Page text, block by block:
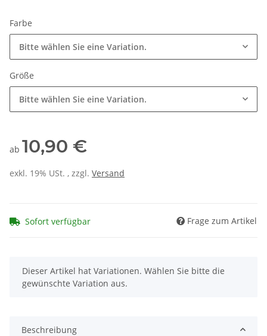
Farbe
Bitte wählen Sie eine Variation.
Größe
Bitte wählen Sie eine Variation.
ab 10,90 €
exkl. 19% USt. , zzgl. Versand
Sofort verfügbar Frage zum Artikel
x
Dieser Artikel hat Variationen. Wählen Sie bitte die
gewünschte Variation aus.
Beschreibung